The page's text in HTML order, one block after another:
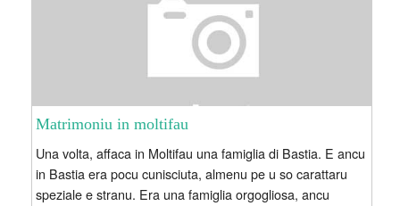
Matrimoniu in moltifau
Una volta, affaca in Moltifau una famiglia di Bastia. E ancu
in Bastia era pocu cunisciuta, almenu pe u so carattaru
speziale e stranu. Era una famiglia orgogliosa, ancu